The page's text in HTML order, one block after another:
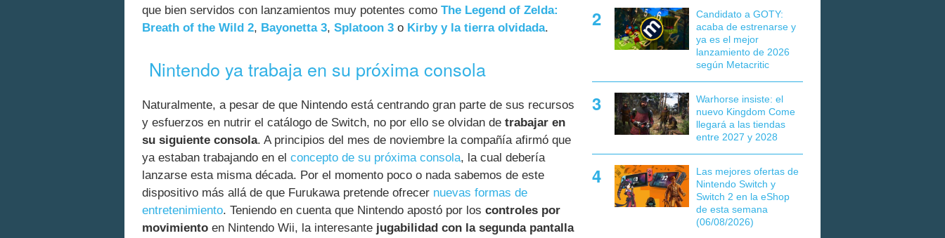
que bien servidos con lanzamientos muy potentes como The Legend of Zelda:
Breath of the Wild 2, Bayonetta 3, Splatoon 3 o Kirby y la tierra olvidada.
Nintendo ya trabaja en su próxima consola
Naturalmente, a pesar de que Nintendo está centrando gran parte de sus recursos
y esfuerzos en nutrir el catálogo de Switch, no por ello se olvidan de trabajar en
su siguiente consola. A principios del mes de noviembre la compañía afirmó que
ya estaban trabajando en el concepto de su próxima consola, la cual debería
lanzarse esta misma década. Por el momento poco o nada sabemos de este
dispositivo más allá de que Furukawa pretende ofrecer nuevas formas de
entretenimiento. Teniendo en cuenta que Nintendo apostó por los controles por
movimiento en Nintendo Wii, la interesante jugabilidad con la segunda pantalla
Candidato a GOTY:
acaba de estrenarse y
ya es el mejor
lanzamiento de 2026
según Metacritic
Warhorse insiste: el
nuevo Kingdom Come
llegará a las tiendas
entre 2027 y 2028
Las mejores ofertas de
Nintendo Switch y
Switch 2 en la eShop
de esta semana
(06/08/2026)